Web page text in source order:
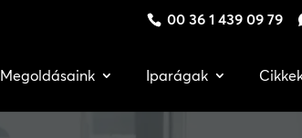
00 36 1 439 09 79
Megoldásaink Iparágak